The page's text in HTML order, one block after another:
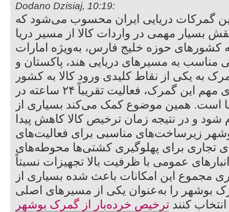
Dodano Dzisiaj, 10:19:
گمرکات دریایی ایران محسوب می‌شود که
بسیار مهمی در واردات کالا از مسیر دریا
کشورهای حوزه خلیج فارس، به‌ویژه امارات
به مسیرهای دریایی هند، پاکستان و
به یکی از نقاط کلیدی ورود کالا به کشور
تبدیل شود. یکی از ویژگی‌های مهم این گمرک، فعالیت تقریباً ۲۴ ساعته در
است. همین موضوع کمک می‌کند بسیاری از
شود و در نتیجه زمان ترخیص کالا کاهش پیدا
زیرساخت‌های مناسبی برای فعالیت‌های
تجاری برای پهلوگیری کشتی‌ها محوطه‌های
عمومی با ظرفیت بالا تجهیزات نسبتاً
مجموع این امکانات باعث شده بسیاری از
بوشهر را به‌عنوان یکی از مسیرهای اصلی
کنند ترخیص خرده‌بار از گمرک بوشهر